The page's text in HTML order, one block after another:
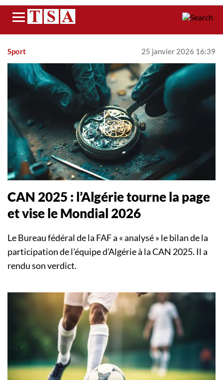
Menu
Sport 25 janvier 2026 16:39
CAN 2025 : l’Algérie tourne la page
et vise le Mondial 2026
Le Bureau fédéral de la FAF a « analysé » le bilan de la
participation de l’équipe d’Algérie à la CAN 2025. Il a
rendu son verdict.